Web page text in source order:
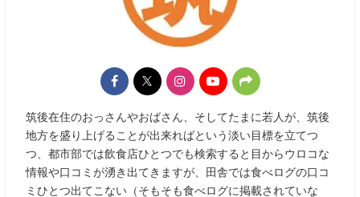
筑後在住のおっさんやおばさん、そしてたまに若人が、筑後
地方を盛り上げることが出来ればという淡い目標を立てつ
つ、都市部では飲食店ひとつでも検索すると目からウロコな
情報や口コミが湧き出てきますが、田舎では食べログの口コ
ミひとつ出てこない（そもそも食べログに掲載されていな